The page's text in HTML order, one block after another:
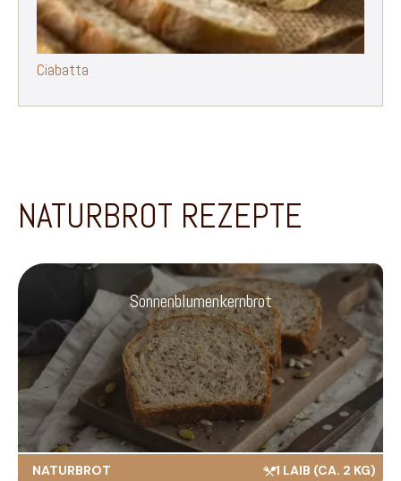
Ciabatta
NATURBROT REZEPTE
Sonnenblumenkernbrot
NATURBROT 1 LAIB (CA. 2 KG)